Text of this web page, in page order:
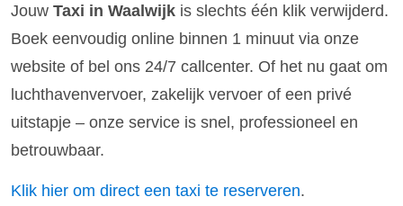
Jouw Taxi in Waalwijk is slechts één klik verwijderd.
Boek eenvoudig online binnen 1 minuut via onze
website of bel ons 24/7 callcenter. Of het nu gaat om
luchthavenvervoer, zakelijk vervoer of een privé
uitstapje – onze service is snel, professioneel en
betrouwbaar.
Klik hier om direct een taxi te reserveren.